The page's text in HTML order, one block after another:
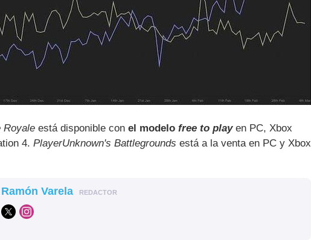
Royale está disponible con el modelo free to playen PC, Xbox
4. PlayerUnknown's Battlegrounds está a la venta en PC y Xbox
Ramón Varela REDACTOR